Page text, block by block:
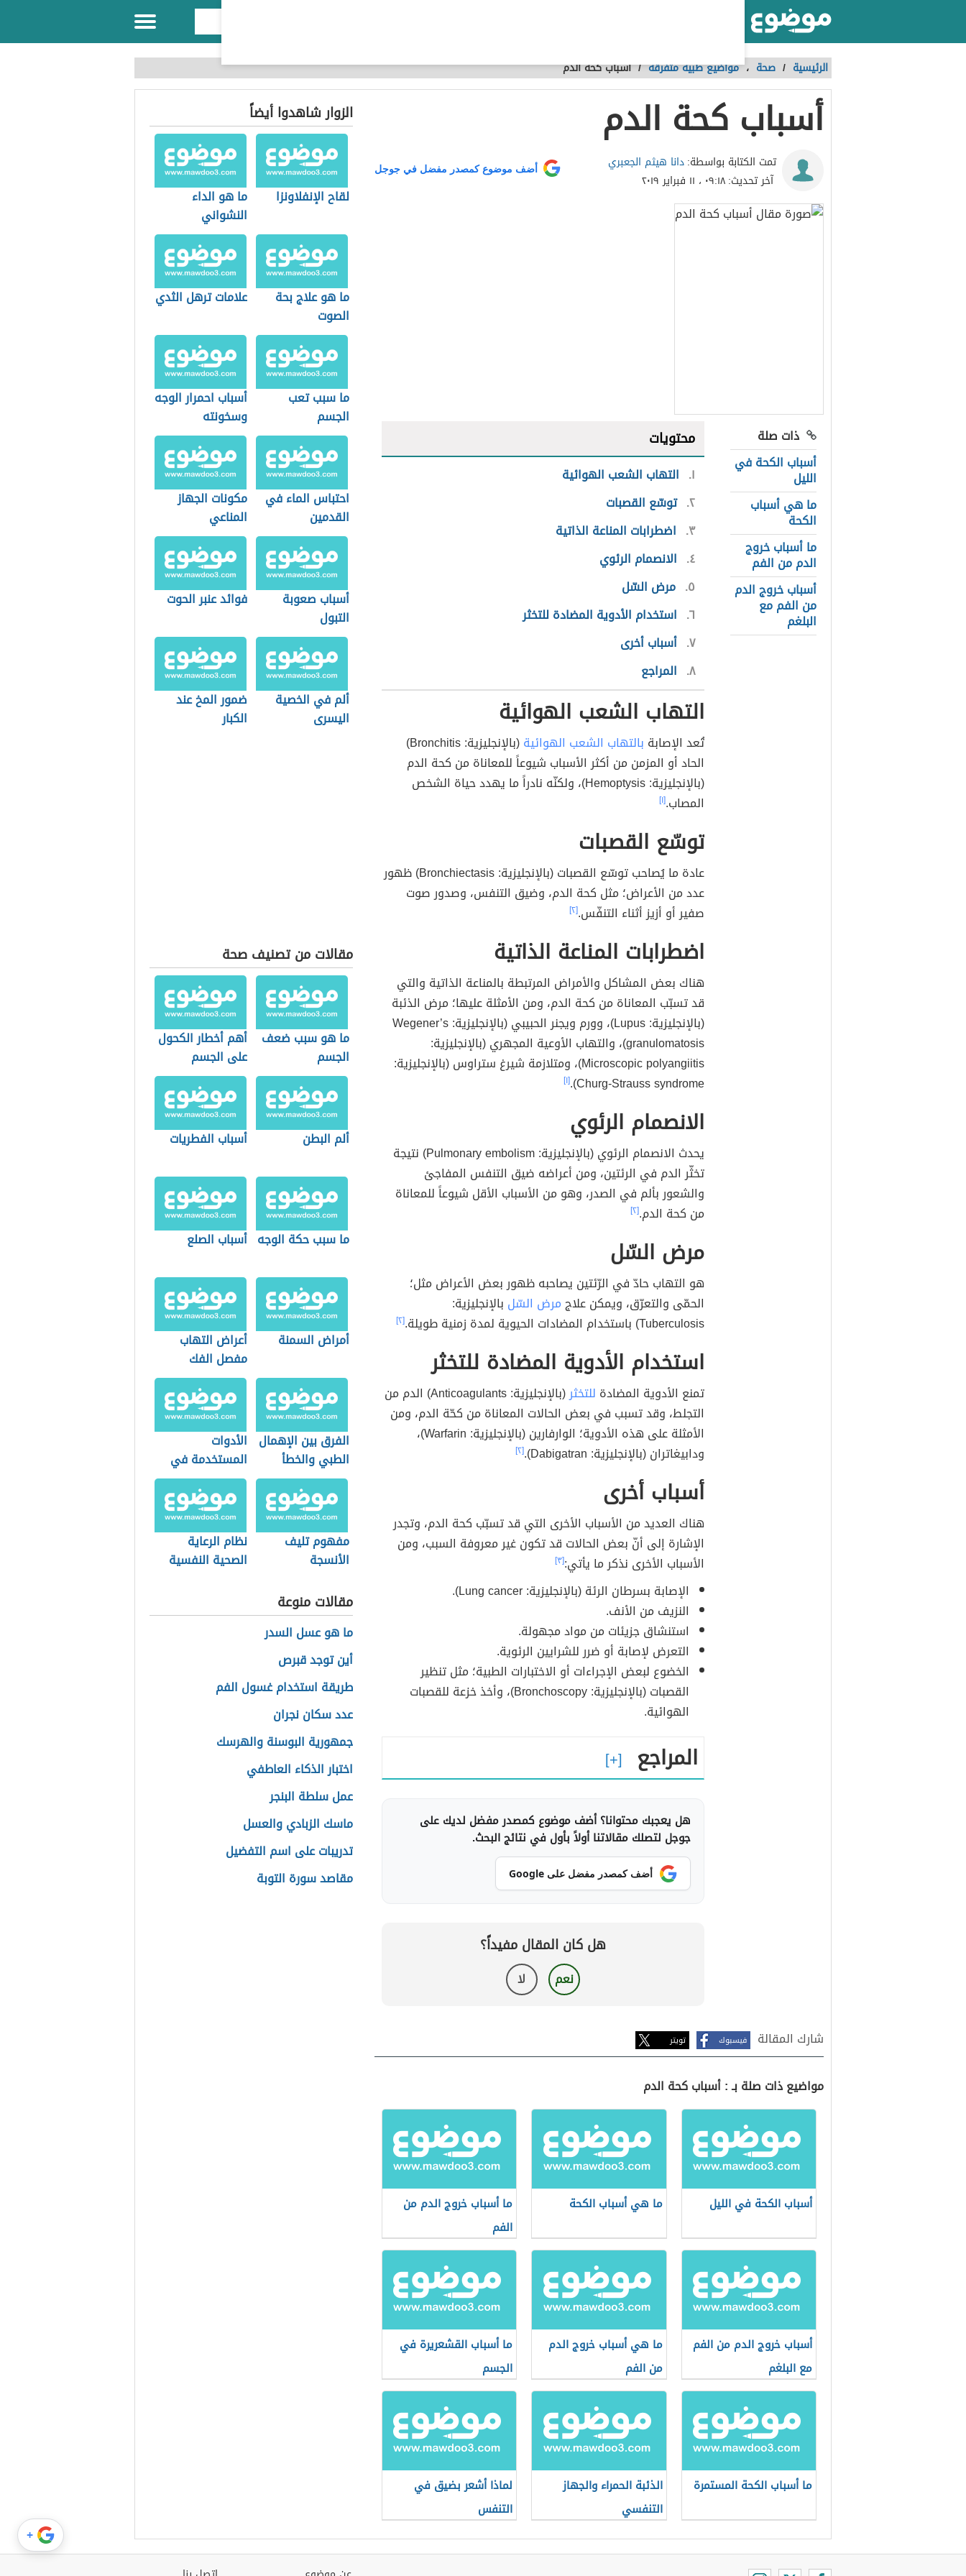
الرئيسية / صحة ،مواضيع طبية متفرقة /أسباب كحة الدم
أسباب كحة الدم
تمت الكتابة بواسطة:دانا هيثم الجعبري
آخر تحديث:٠٩:١٨ ، ١١ فبراير ٢٠١٩
أضف موضوع كمصدر مفضل في جوجل
ذات صلة
أسباب الكحة في
الليل
ما هي أسباب
الكحة
ما أسباب خروج
الدم من الفم
أسباب خروج الدم
من الفم مع
البلغم
محتويات
١ التهاب الشعب الهوائية
٢ توسّع القصبات
٣ اضطرابات المناعة الذاتية
٤ الانصمام الرئوي
٥ مرض السّل
٦ استخدام الأدوية المضادة للتخثر
٧ أسباب أخرى
٨ المراجع
التهاب الشعب الهوائية
تُعد الإصابة بالتهاب الشعب الهوائية
(بالإنجليزية: Bronchitis)
الحاد أو المزمن من أكثر الأسباب شيوعاً للمعاناة من كحة الدم
(بالإنجليزية: Hemoptysis)، ولكنّه نادراً ما يهدد حياة الشخص
المصاب.[١]
توسّع القصبات
عادة ما يُصاحب توسّع القصبات (بالإنجليزية: Bronchiectasis) ظهور
عدد من الأعراض؛ مثل كحة الدم، وضيق التنفس، وصدور صوت
صفير أو أزيز أثناء التنفّس.[٢]
اضطرابات المناعة الذاتية
هناك بعض المشاكل والأمراض المرتبطة بالمناعة الذاتية والتي
قد تسبّب المعاناة من كحة الدم، ومن الأمثلة عليها؛ مرض الذئبة
(بالإنجليزية: Lupus)، وورم ويجنر الحبيبي (بالإنجليزية: Wegener’s
granulomatosis)، والتهاب الأوعية المجهري (بالإنجليزية:
Microscopic polyangiitis)، ومتلازمة شيرغ ستراوس (بالإنجليزية:
Churg-Strauss syndrome). [١]
الانصمام الرئوي
يحدث الانصمام الرئوي (بالإنجليزية: Pulmonary embolism) نتيجة
تخثّر الدم في الرئتين، ومن أعراضه ضيق التنفس المفاجئ
والشعور بألم في الصدر، وهو من الأسباب الأقل شيوعاً للمعاناة
من كحة الدم.[٢]
مرض السّل
هو التهاب حادّ في الرّئتين يصاحبه ظهور بعض الأعراض مثل؛
الحمّى والتعرّق، ويمكن علاجمرض السّل بالإنجليزية:
Tuberculosis) باستخدام المضادات الحيوية لمدة زمنية طويلة.
[٢]
استخدام الأدوية المضادة للتخثر
تمنع الأدوية المضادة للتخثر
(بالإنجليزية: Anticoagulants) الدم من
التجلط، وقد تسبب في بعض الحالات المعاناة من كحّة الدم، ومن
الأمثلة على هذه الأدوية؛ الوارفارين (بالإنجليزية: Warfarin)،
ودابيغاتران (بالإنجليزية: Dabigatran).
[٢]
أسباب أخرى
هناك العديد من الأسباب الأخرى التي قد تسبّب كحة الدم، وتجدر
الإشارة إلى أنّ بعض الحالات قد تكون غير معروفة السبب، ومن
الأسباب الأخرى نذكر ما يأتي:[٣]
الإصابة بسرطان الرئة (بالإنجليزية: Lung cancer).
النزيف من الأنف.
استنشاق جزيئات من مواد مجهولة.
التعرض لإصابة أو ضرر للشرايين الرئوية.
الخضوع لبعض الإجراءات أو الاختبارات الطبية؛ مثل تنظير
القصبات (بالإنجليزية: Bronchoscopy)، وأخذ خزعة للقصبات
الهوائية.
المراجع
هل يعجبك محتوانا؟ أضف موضوع كمصدر مفضل لديك على
جوجل لتصلك مقالاتنا أولاً بأول في نتائج البحث.
أضف كمصدر مفضل على Google
هل كان المقال مفيداً؟
نعم لا
شارك المقالة فيسبوك تويتر
مواضيع ذات صلة بـ : أسباب كحة الدم
أسباب الكحة في الليل ما هي أسباب الكحة
ما أسباب خروج الدم من
الفم
أسباب خروج الدم من الفم
مع البلغم
ما هي أسباب خروج الدم
من الفم
ما أسباب القشعريرة في
الجسم
ما أسباب الكحة المستمرة
الذئبة الحمراء والجهاز
التنفسي
لماذا أشعر بضيق في
التنفس
الزوار شاهدوا أيضاً
لقاح الإنفلاونزا
ما هو الداء
النشواني
ما هو علاج بحة
الصوت
علامات ترهل الثدي
ما سبب تعب
الجسم
أسباب احمرار الوجه
وسخونته
احتباس الماء في
القدمين
مكونات الجهاز
المناعي
أسباب صعوبة
التبول
فوائد عنبر الحوت
ألم في الخصية
اليسرى
ضمور المخ عند
الكبار
مقالات من تصنيف صحة
ما هو سبب ضعف
الجسم
أهم أخطار الكحول
على الجسم
ألم البطن أسباب الفطريات
ما سبب حكة الوجه أسباب الصلع
أمراض السمنة
أعراض التهاب
مفصل الفك
الفرق بين الإهمال
الطبي والخطأ
الطبي
الأدوات
المستخدمة في
طب النساء
والتوليد
مفهوم تليف
الأنسجة
نظام الرعاية
الصحية النفسية
مقالات منوعة
ما هو عسل السدر
أين توجد قبرص
طريقة استخدام غسول الفم
عدد سكان نجران
جمهورية البوسنة والهرسك
اختبار الذكاء العاطفي
عمل سلطة البنجر
ماسك الزبادي والعسل
تدريبات على اسم التفضيل
مقاصد سورة التوبة
+